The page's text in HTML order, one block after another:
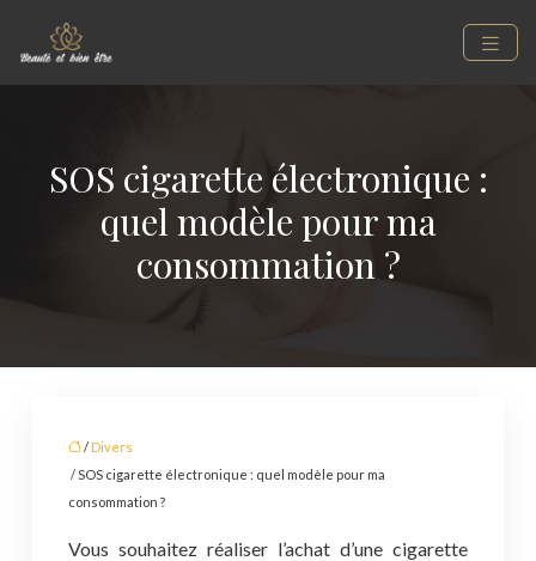
SOS cigarette électronique :
quel modèle pour ma
consommation ?
/ Divers
/ SOS cigarette électronique : quel modèle pour ma
consommation ?
Vous souhaitez réaliser l’achat d’une cigarette